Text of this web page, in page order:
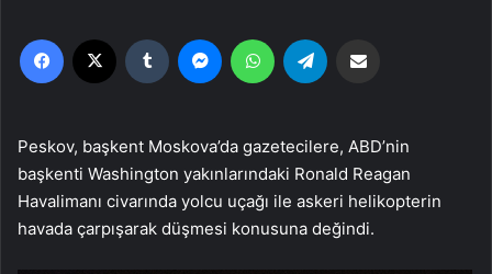
Facebook Tumblr MessengerWhatsApp
Peskov, başkent Moskova’da gazetecilere, ABD’nin
başkenti Washington yakınlarındaki Ronald Reagan
Havalimanı civarında yolcu uçağı ile askeri helikopterin
havada çarpışarak düşmesi konusuna değindi.